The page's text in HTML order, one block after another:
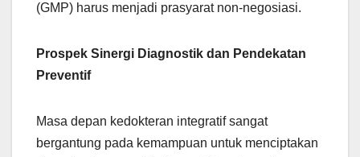
(GMP) harus menjadi prasyarat non-negosiasi.
Prospek Sinergi Diagnostik dan Pendekatan
Preventif
Masa depan kedokteran integratif sangat
bergantung pada kemampuan untuk menciptakan